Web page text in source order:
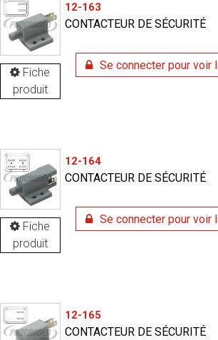
Fiche
produit
12-163
CONTACTEUR DE SÉCURITÉ
Se connecter pour voir
Fiche
produit
12-164
CONTACTEUR DE SÉCURITÉ
Se connecter pour voir
12-165
CONTACTEUR DE SÉCURITÉ